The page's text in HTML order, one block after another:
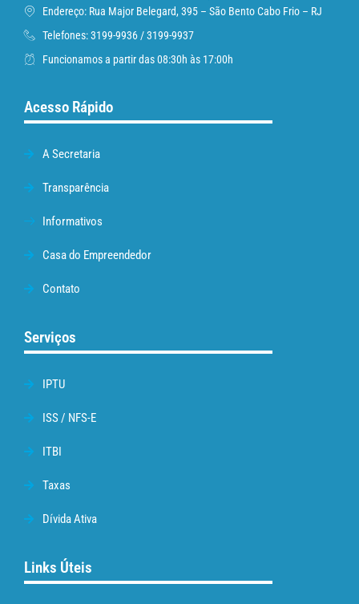
Endereço: Rua Major Belegard, 395 – São Bento Cabo Frio – RJ
Telefones: 3199-9936 / 3199-9937
Funcionamos a partir das 08:30h às 17:00h
Acesso Rápido
A Secretaria
Transparência
Informativos
Casa do Empreendedor
Contato
Serviços
IPTU
ISS / NFS-E
ITBI
Taxas
Dívida Ativa
Links Úteis